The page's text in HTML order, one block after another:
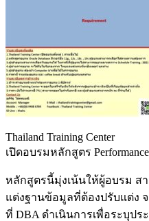
Thailand Training Center
เปิดอบรมหลักสูตร
หลักสูตรนี้มุ่งเน้นให้ผู้อบรม ส
แต่งฐานข้อมูลที่ต้องปรับแต่ง
ที่ DBA ดำเนินการเพื่อระบุป